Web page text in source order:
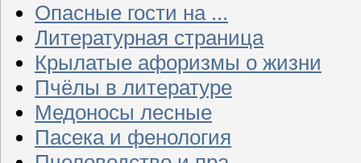
Опасные гости на ...
Литературная страница
Крылатые афоризмы о жизни
Пчёлы в литературе
Медоносы лесные
Пасека и фенология